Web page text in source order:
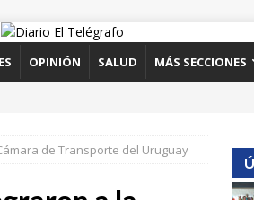
OPINIÓN SALUD MÁS SECCIONES
de Transporte del Uruguay